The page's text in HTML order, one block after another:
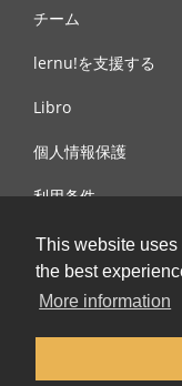
This website
the best
More information
チーム
lernu!を支援する
Libro
個人情報保護
利用条件
お問合せ